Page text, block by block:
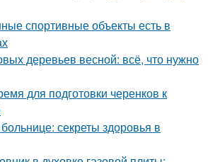
спортивные объекты есть в
деревьев весной: всё, что нужно
для подготовки черенков к
секреты здоровья в